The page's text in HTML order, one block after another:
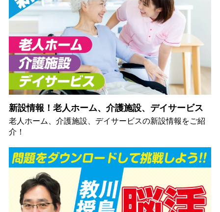
新設情報！老人ホーム、介護施設、デイサービス
老人ホーム、介護施設、デイサービスの新設情報をご紹
介！